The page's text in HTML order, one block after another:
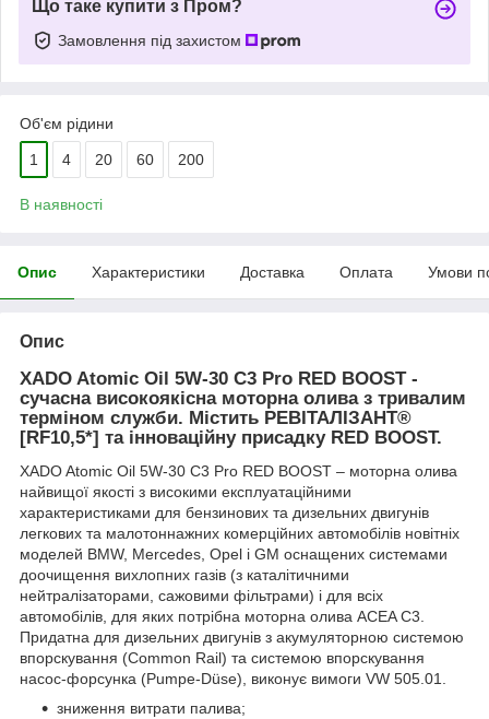
Що таке купити з Пром?
Замовлення під захистом
Об'єм рідини
1 4 20 60 200
В наявності
Опис Характеристики Доставка Оплата Умови
Опис
XADO Atomic Oil 5W-30 C3 Pro RED BOOST -
сучасна високоякісна моторна олива з тривалим
терміном служби. Містить РЕВІТАЛІЗАНТ®
[RF10,5*] та інноваційну присадку RED BOOST.
XADO Atomic Oil 5W-30 C3 Pro RED BOOST – моторна олива
найвищої якості з високими експлуатаційними
характеристиками для бензинових та дизельних двигунів
легкових та малотоннажних комерційних автомобілів новітніх
моделей BMW, Mercedes, Opel і GM оснащених системами
доочищення вихлопних газів (з каталітичними
нейтралізаторами, сажовими фільтрами) і для всіх
автомобілів, для яких потрібна моторна олива ACEA C3.
Придатна для дизельних двигунів з акумуляторною системою
впорскування (Common Rail) та системою впорскування
насос-форсунка (Pumpe-Düse), виконує вимоги VW 505.01.
зниження витрати палива;